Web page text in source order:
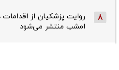
8
روایت پزشکیان از
امشب منتشر می‌شود